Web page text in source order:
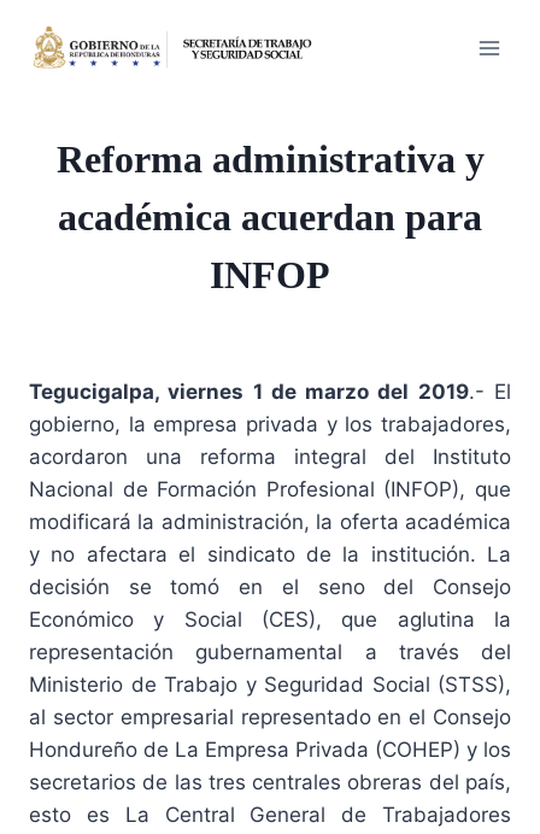
Reforma administrativa y
académica acuerdan para
INFOP
Tegucigalpa, viernes 1 de marzo del 2019.- El
gobierno, la empresa privada y los trabajadores,
acordaron una reforma integral del Instituto
Nacional de Formación Profesional (INFOP), que
modificará la administración, la oferta académica
y no afectara el sindicato de la institución. La
decisión se tomó en el seno del Consejo
Económico y Social (CES), que aglutina la
representación gubernamental a través del
Ministerio de Trabajo y Seguridad Social (STSS),
al sector empresarial representado en el Consejo
Hondureño de La Empresa Privada (COHEP) y los
secretarios de las tres centrales obreras del país,
esto es La Central General de Trabajadores